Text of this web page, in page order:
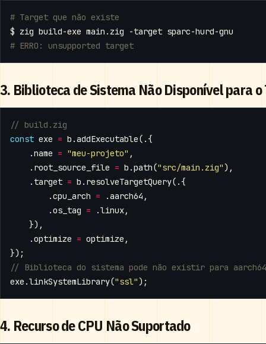
# Target que não existe
# ERRO: unsupported target
3. Biblioteca de Sistema Não Disponível para
const exe = b .addExecutable(.{
.name = "meu-projeto" ,
. root_source_file = b .path("src/main.zig" ),
. target = b . resolveTargetQuery(.{
.cpu_arch = .aarch64 ,
.os_tag = .linux,
}),
.optimize = optimize ,
});
exe .linkSystemLibrary("ssl" );
4. Recurso de CPU Não Suportado